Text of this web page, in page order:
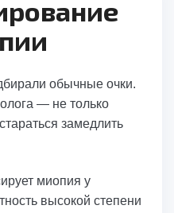
обычные очки.
— не только
замедлить
миопия у
высокой степени